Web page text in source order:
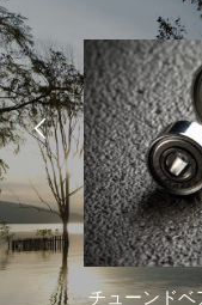
チューンドベ